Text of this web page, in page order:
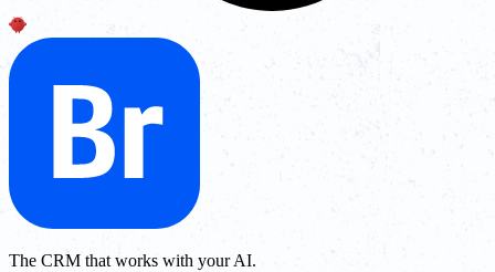
The CRM that works with your AI.